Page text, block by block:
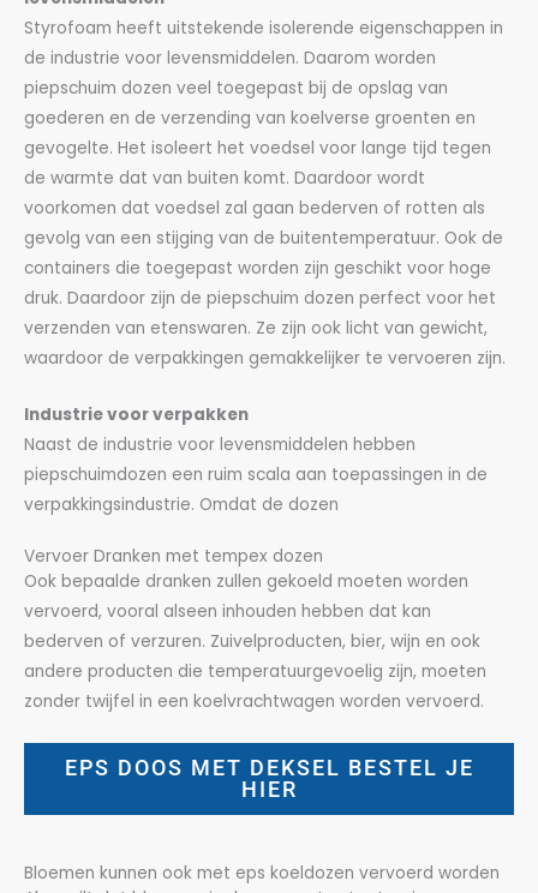
Styrofoam heeft uitstekende isolerende eigenschappen in
de industrie voor levensmiddelen. Daarom worden
piepschuim dozen veel toegepast bij de opslag van
goederen en de verzending van koelverse groenten en
gevogelte. Het isoleert het voedsel voor lange tijd tegen
de warmte dat van buiten komt. Daardoor wordt
voorkomen dat voedsel zal gaan bederven of rotten als
gevolg van een stijging van de buitentemperatuur. Ook de
containers die toegepast worden zijn geschikt voor hoge
druk. Daardoor zijn de piepschuim dozen perfect voor het
verzenden van etenswaren. Ze zijn ook licht van gewicht,
waardoor de verpakkingen gemakkelijker te vervoeren zijn.
Industrie voor verpakken
Naast de industrie voor levensmiddelen hebben
piepschuimdozen een ruim scala aan toepassingen in de
verpakkingsindustrie. Omdat de dozen
Vervoer Dranken met tempex dozen
Ook bepaalde dranken zullen gekoeld moeten worden
vervoerd, vooral alseen inhouden hebben dat kan
bederven of verzuren. Zuivelproducten, bier, wijn en ook
andere producten die temperatuurgevoelig zijn, moeten
zonder twijfel in een koelvrachtwagen worden vervoerd.
EPS DOOS MET DEKSEL BESTEL JE
HIER
Bloemen kunnen ook met eps koeldozen vervoerd worden